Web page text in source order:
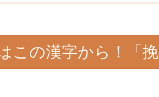
この漢字から！「